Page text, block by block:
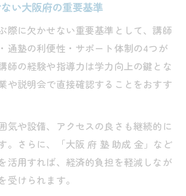
い大阪府の重要基準
際に欠かせない重要基準として、講師
通塾の利便性・サポート体制の4つが
師の経験や指導力は学力向上の鍵とな
や説明会で直接確認することをおすす
気や設備、アクセスの良さも継続的に
。さらに、「大阪 府 塾 助成 金」など
活用すれば、経済的負担を軽減しなが
受けられます。